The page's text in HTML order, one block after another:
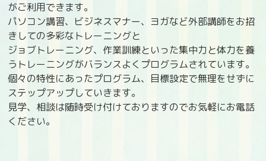
がご利用できます。
パソコン講習、ビジネスマナー、ヨガなど外部講師をお招
きしての多彩なトレーニングと
ジョブトレーニング、作業訓練といった集中力と体力を養
うトレーニングがバランスよくプログラムされています。
個々の特性にあったプログラム、目標設定で無理をせずに
ステップアップしていきます。
見学、相談は随時受け付けておりますのでお気軽にお電話
ください。